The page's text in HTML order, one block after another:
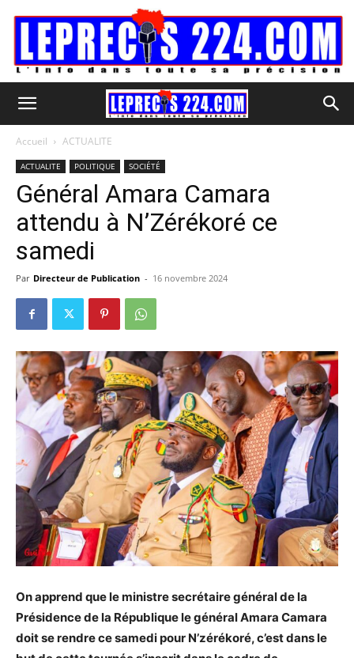
Accueil ACTUALITE
ACTUALITE POLITIQUE SOCIÉTÉ
Général Amara Camara
attendu à N’Zérékoré ce
samedi
Par Directeur de Publication - 16 novembre 2024
On apprend que le ministre secrétaire général de la
Présidence de la République le général Amara Camara
doit se rendre ce samedi pour N’zérékoré, c’est dans le